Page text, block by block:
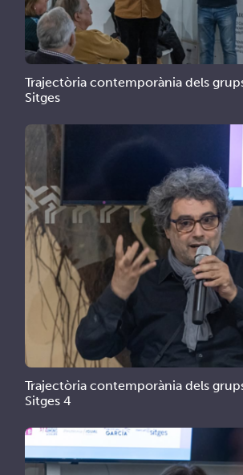
Trajectòria contemporània dels
Sitges
Trajectòria contemporània dels
Sitges 4